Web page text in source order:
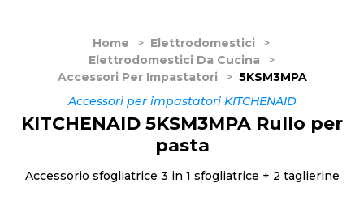
Home > Elettrodomestici
>
Elettrodomestici Da Cucina
>
Accessori Per Impastatori
> 5KSM3MPA
Accessori per impastatori KITCHENAID
KITCHENAID 5KSM3MPA Rullo per
pasta
Accessorio sfogliatrice 3 in 1 sfogliatrice + 2 taglierine